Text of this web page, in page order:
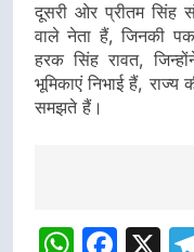
दूसरी ओर प्रीतम
वाले नेता हैं, जिनकी
हरक सिंह रावत,
भूमिकाएं निभाई हैं, राज्य
समझते हैं।
navigation